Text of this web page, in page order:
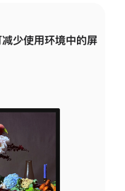
少使用环境中的屏